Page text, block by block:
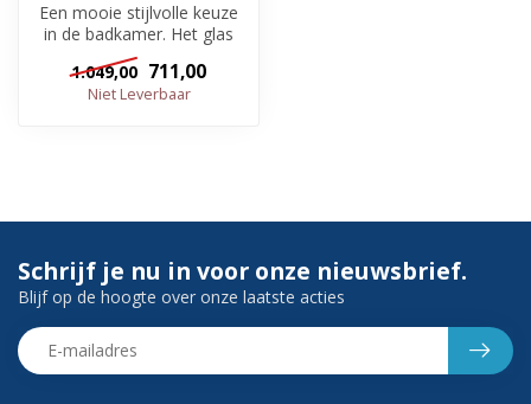
Een mooie stijlvolle keuze
in de badkamer. Het glas
van de Sofies
Douchecabine R...
1.049,00 711,00
Niet Leverbaar
Schrijf je nu in voor onze nieuwsbrief.
Blijf op de hoogte over onze laatste acties